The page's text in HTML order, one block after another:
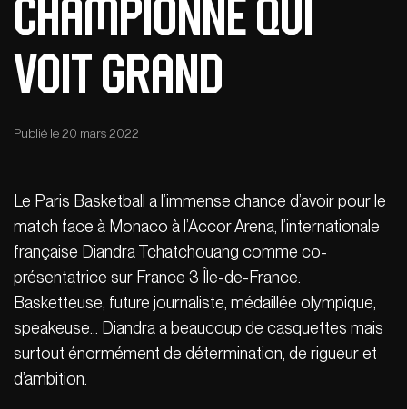
championne qui
voit grand
Publié le 20 mars 2022
Le Paris Basketball a l’immense chance d’avoir pour le
match face à Monaco à l’Accor Arena, l’internationale
française Diandra Tchatchouang comme co-
présentatrice sur France 3 Île-de-France.
Basketteuse, future journaliste, médaillée olympique,
speakeuse… Diandra a beaucoup de casquettes mais
surtout énormément de détermination, de rigueur et
d’ambition.